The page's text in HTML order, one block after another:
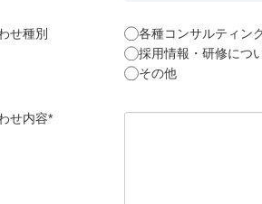
せ種別
各種コンサルティン
採用情報・研修につ
その他
せ内容*